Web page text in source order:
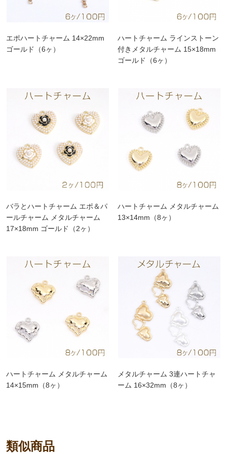
エポハートチャーム 14×22mm
ゴールド（6ヶ）
ハートチャーム ラインストーン
付きメタルチャーム 15×18mm
ゴールド（6ヶ）
バラとハートチャーム エポ＆パ
ールチャーム メタルチャーム
17×18mm ゴールド（2ヶ）
ハートチャーム メタルチャーム
13×14mm（8ヶ）
ハートチャーム メタルチャーム
14×15mm（8ヶ）
メタルチャーム 3連ハートチャ
ーム 16×32mm（8ヶ）
類似商品